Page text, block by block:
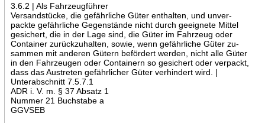
3.6.2 | Als Fahrzeugführer
Versandstücke, die gefährliche Güter enthalten, und unver-
packte gefährliche Gegenstände nicht durch geeignete Mittel
gesichert, die in der Lage sind, die Güter im Fahrzeug oder
Container zurückzuhalten, sowie, wenn gefährliche Güter zu-
sammen mit anderen Gütern befördert werden, nicht alle Güter
in den Fahrzeugen oder Containern so gesichert oder verpackt,
dass das Austreten gefährlicher Güter verhindert wird. |
Unterabschnitt 7.5.7.1
ADR i. V. m. § 37 Absatz 1
Nummer 21 Buchstabe a
GGVSEB